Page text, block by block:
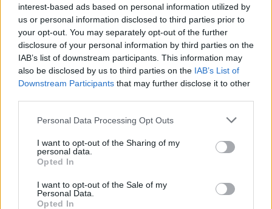
interest-based ads based on personal information utilized by
us or personal information disclosed to third parties prior to
your opt-out. You may separately opt-out of the further
disclosure of your personal information by third parties on the
IAB’s list of downstream participants. This information may
also be disclosed by us to third parties on the IAB’s List of
Downstream Participants that may further disclose it to other
Personal Data Processing Opt Outs
I want to opt-out of the Sharing of my
personal data.
Opted In
I want to opt-out of the Sale of my
Personal Data.
Opted In
Komentáře
TAGY lodě Orlická přehrada plavba provoz
Slapy